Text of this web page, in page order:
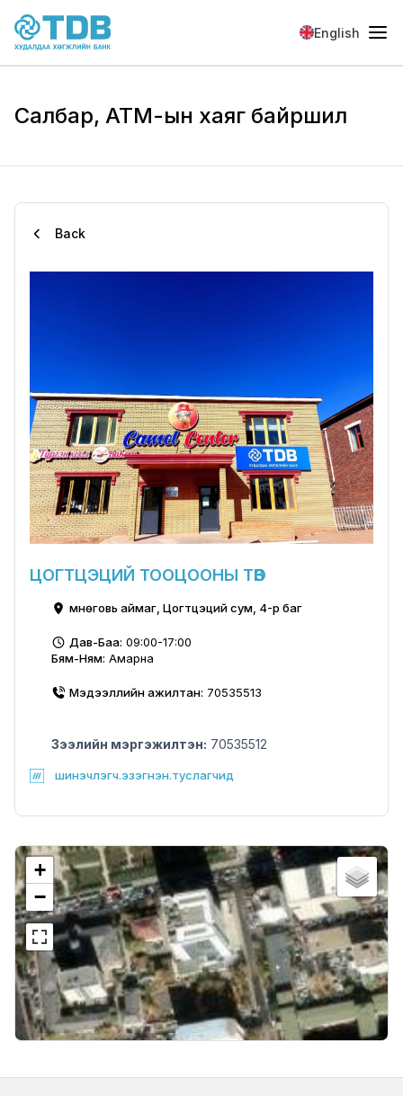
Skip to main content
English
Салбар, АТМ-ын хаяг байршил
Back
ЦОГТЦЭЦИЙ ТООЦООНЫ ТӨВ
Өмнөговь аймаг, Цогтцэций сум, 4-р баг
Дав-Баа: 09:00-17:00
Бям-Ням: Амарна
Мэдээллийн ажилтан: 70535513
Зээлийн мэргэжилтэн: 70535512
шинэчлэгч.эзэгнэн.туслагчид
+
−